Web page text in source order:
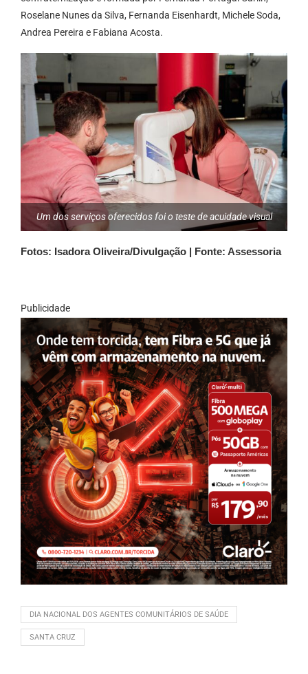
Roselane Nunes da Silva, Fernanda Eisenhardt, Michele Soda,
Andrea Pereira e Fabiana Acosta.
Um dos serviços oferecidos foi o teste de acuidade visual
Fotos: Isadora Oliveira/Divulgação | Fonte: Assessoria
Publicidade
DIA NACIONAL DOS AGENTES COMUNITÁRIOS DE SAÚDE
SANTA CRUZ